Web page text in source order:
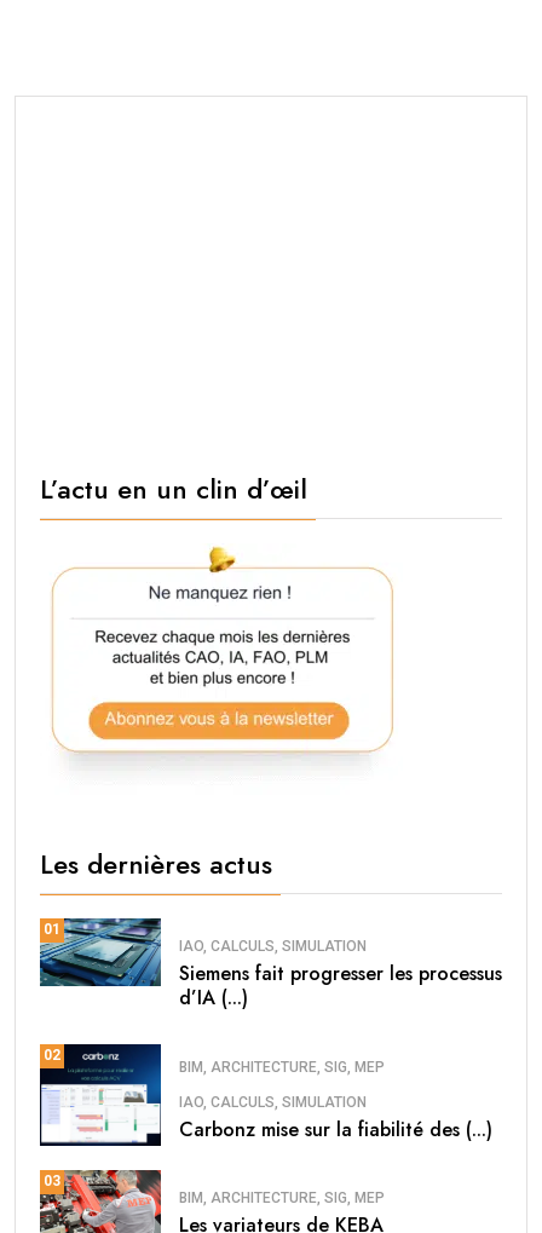
L’actu en un clin d’œil
Les dernières actus
01
IAO, CALCULS, SIMULATION
Siemens fait progresser les processus
d’IA (...)
02
BIM, ARCHITECTURE, SIG, MEP
IAO, CALCULS, SIMULATION
Carbonz mise sur la fiabilité des (...)
03
BIM, ARCHITECTURE, SIG, MEP
Les variateurs de KEBA